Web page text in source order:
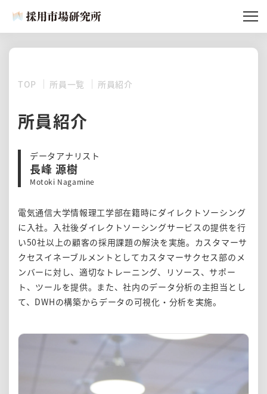
記事一覧
所員紹介
記事リクエスト
TOP 所員一覧 所員紹介
所員紹介
データアナリスト
長峰 源樹
Motoki Nagamine
電気通信大学情報理工学部在籍時にダイレクトソーシング
に入社。入社後ダイレクトソーシングサービスの提供を行
い50社以上の顧客の採用課題の解決を実施。カスタマーサ
クセスイネーブルメントとしてカスタマーサクセス部のメ
ンバーに対し、適切なトレーニング、リソース、サポー
ト、ツールを提供。また、社内のデータ分析の主担当とし
て、DWHの構築からデータの可視化・分析を実施。